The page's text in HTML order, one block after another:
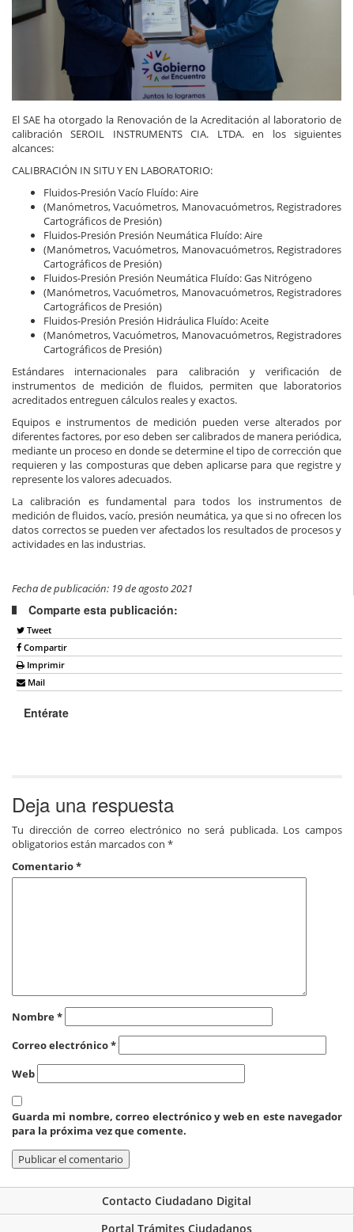
El SAE ha otorgado la Renovación de la Acreditación al laboratorio de
calibración SEROIL INSTRUMENTS CIA. LTDA. en los siguientes
alcances:
CALIBRACIÓN IN SITU Y EN LABORATORIO:
Fluidos-Presión Vacío Fluído: Aire
(Manómetros, Vacuómetros, Manovacuómetros, Registradores
Cartográficos de Presión)
Fluidos-Presión Presión Neumática Fluído: Aire
(Manómetros, Vacuómetros, Manovacuómetros, Registradores
Cartográficos de Presión)
Fluidos-Presión Presión Neumática Fluído: Gas Nitrógeno
(Manómetros, Vacuómetros, Manovacuómetros, Registradores
Cartográficos de Presión)
Fluidos-Presión Presión Hidráulica Fluído: Aceite
(Manómetros, Vacuómetros, Manovacuómetros, Registradores
Cartográficos de Presión)
Estándares internacionales para calibración y verificación de
instrumentos de medición de fluidos, permiten que laboratorios
acreditados entreguen cálculos reales y exactos.
Equipos e instrumentos de medición pueden verse alterados por
diferentes factores, por eso deben ser calibrados de manera periódica,
mediante un proceso en donde se determine el tipo de corrección que
requieren y las composturas que deben aplicarse para que registre y
represente los valores adecuados.
La calibración es fundamental para todos los instrumentos de
medición de fluidos, vacío, presión neumática, ya que si no ofrecen los
datos correctos se pueden ver afectados los resultados de procesos y
actividades en las industrias.
Fecha de publicación: 19 de agosto 2021
Comparte esta publicación:
Tweet
Compartir
Imprimir
Mail
Entérate
Deja una respuesta
Tu dirección de correo electrónico no será publicada. Los campos
obligatorios están marcados con *
Comentario*
Nombre*
Correo electrónico*
Web
Guarda mi nombre, correo electrónico y web en este navegador
para la próxima vez que comente.
Contacto Ciudadano Digital
Portal Trámites Ciudadanos